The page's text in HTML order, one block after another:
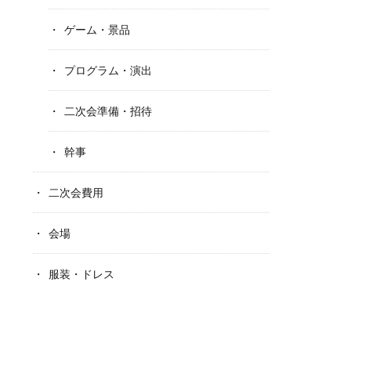
ゲーム・景品
プログラム・演出
二次会準備・招待
幹事
二次会費用
会場
服装・ドレス